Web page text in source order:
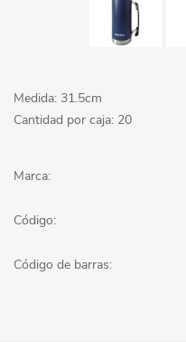
Medida: 31.5cm
Cantidad por caja: 20
Marca:
Código:
Código de barras: